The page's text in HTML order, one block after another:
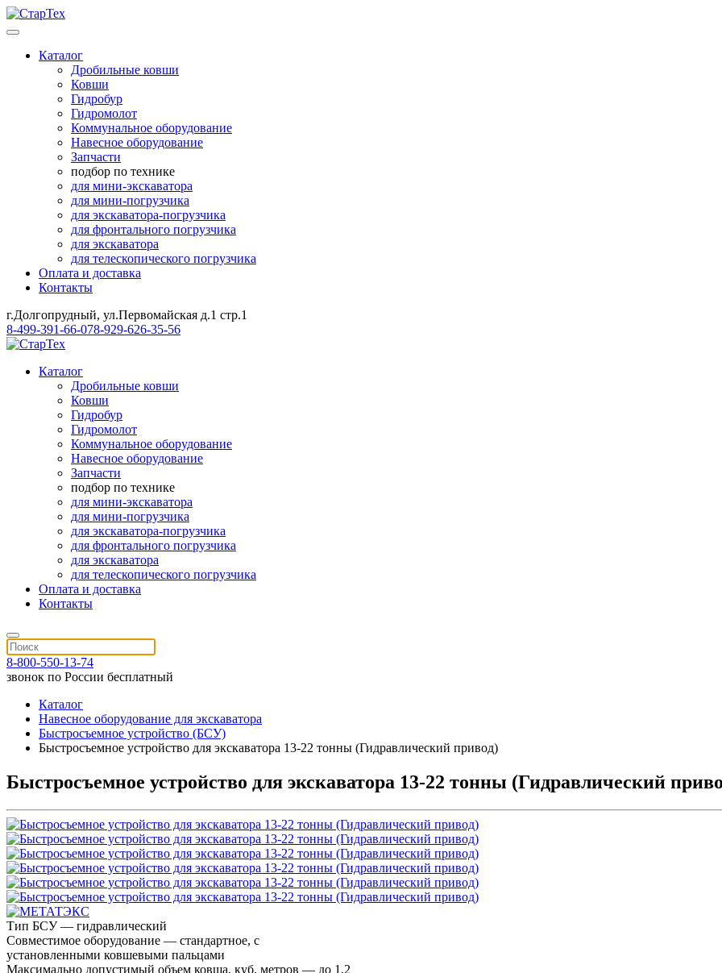
Каталог
Дробильные ковши
Ковши
Гидробур
Гидромолот
Коммунальное оборудование
Навесное оборудование
Запчасти
подбор по технике
для мини-экскаватора
для мини-погрузчика
для экскаватора-погрузчика
для фронтального погрузчика
для экскаватора
для телескопического погрузчика
Оплата и доставка
Контакты
г.Долгопрудный, ул.Первомайская д.1 стр.1
8-499-391-66-078-929-626-35-56
Каталог
Дробильные ковши
Ковши
Гидробур
Гидромолот
Коммунальное оборудование
Навесное оборудование
Запчасти
подбор по технике
для мини-экскаватора
для мини-погрузчика
для экскаватора-погрузчика
для фронтального погрузчика
для экскаватора
для телескопического погрузчика
Оплата и доставка
Контакты
8-800-550-13-74
звонок по России бесплатный
Каталог
Навесное оборудование для экскаватора
Быстросъемное устройство (БСУ)
Быстросъемное устройство для экскаватора 13-22 тонны (Гидравлический привод)
Быстросъемное устройство для экскаватора 13-22 тонны (Гидравлический
Тип БСУ — гидравлический
Совместимое оборудование — стандартное, с
установленными ковшевыми пальцами
Максимально допустимый объем ковша, куб. метров — до 1,2